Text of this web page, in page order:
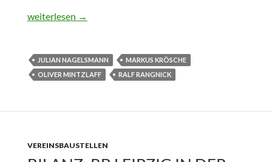
The Big Bang Praxis
weiterlesen →
JULIAN NAGELSMANN
MARKUS KRÖSCHE
OLIVER MINTZLAFF
RALF RANGNICK
VEREINSBAUSTELLEN